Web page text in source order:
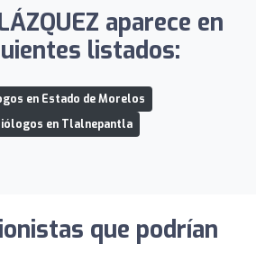
aparece en
listados:
en Estado de Morelos
en Tlalnepantla
que podrían